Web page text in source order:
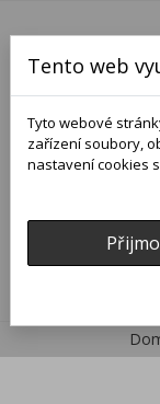
Tento web
Tyto webové
zařízení soubory,
nastavení cookies